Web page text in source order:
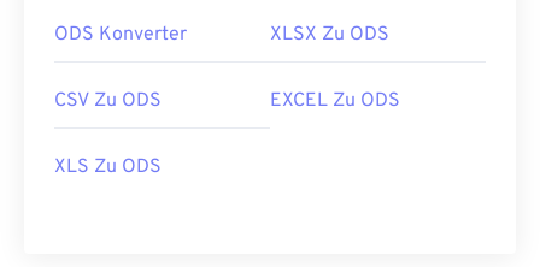
ODS Konverter XLSX Zu ODS
CSV Zu ODS EXCEL Zu ODS
XLS Zu ODS